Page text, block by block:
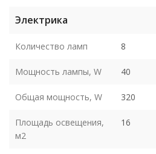
Электрика
Количество ламп 8
Мощность лампы, W 40
Общая мощность, W 320
Площадь освещения,
м2
16